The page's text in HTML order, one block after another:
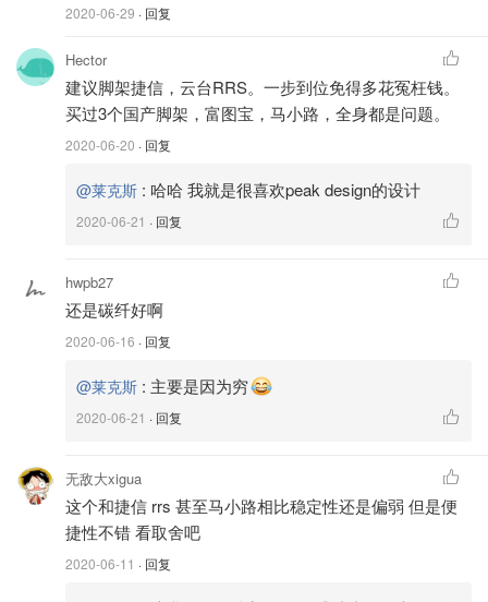
2020-06-29 · 回复
Hector
建议脚架捷信，云台RRS。一步到位免得多花冤枉钱。
买过3个国产脚架，富图宝，马小路，全身都是问题。
2020-06-20 · 回复
@莱克斯 : 哈哈 我就是很喜欢peak design的设计
2020-06-21 · 回复
hwpb27
还是碳纤好啊
2020-06-16 · 回复
@莱克斯 : 主要是因为穷
2020-06-21 · 回复
无敌大xigua
这个和捷信 rrs 甚至马小路相比稳定性还是偏弱 但是便
捷性不错 看取舍吧
2020-06-11 · 回复